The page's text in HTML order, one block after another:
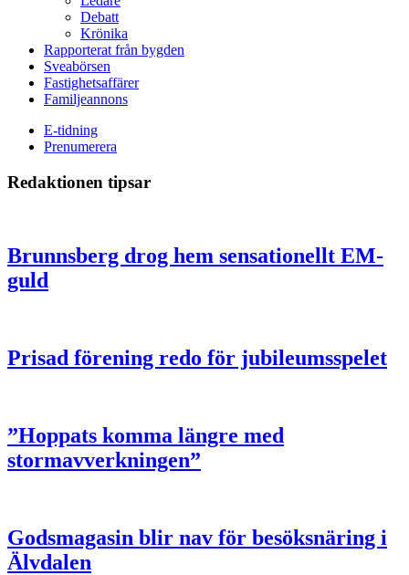
Debatt
Krönika
Rapporterat från bygden
Sveabörsen
Fastighetsaffärer
Familjeannons
E-tidning
Prenumerera
Redaktionen tipsar
Brunnsberg drog hem sensationellt EM-
guld
Prisad förening redo för jubileumsspelet
”Hoppats komma längre med
stormavverkningen”
Godsmagasin blir nav för besöksnäring i
Älvdalen